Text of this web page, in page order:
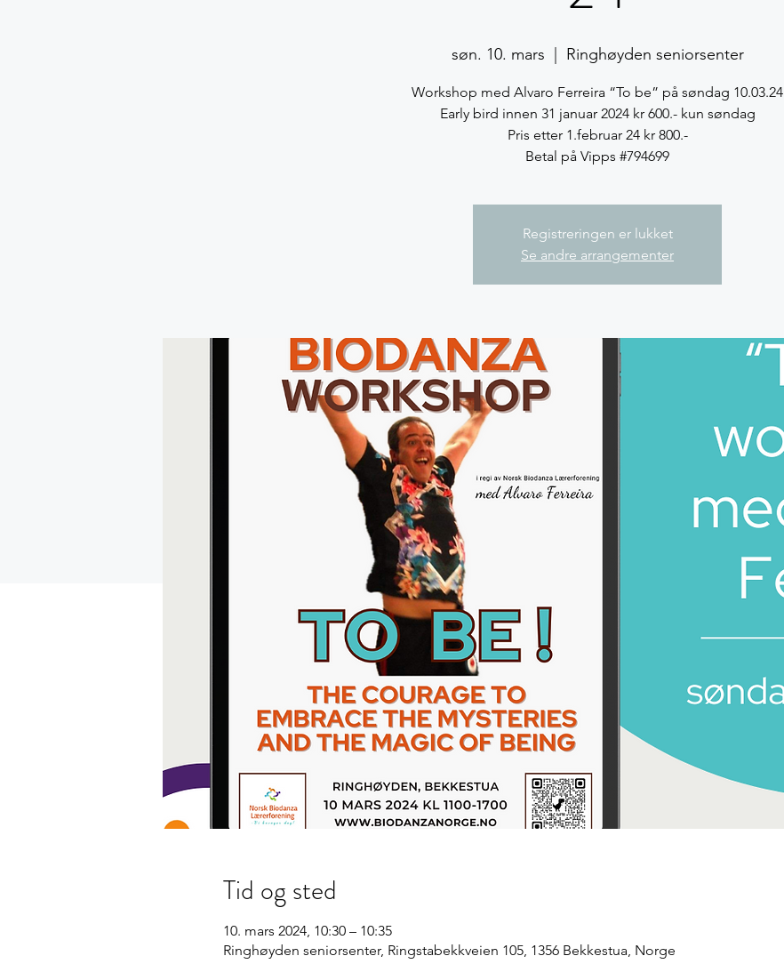
søn. 10. mars Ringhøyden seniorsenter
Workshop med Alvaro Ferreira “To be” på søndag 10.03.24
Early bird innen 31 januar 2024 kr 600.- kun søndag
Pris etter 1.februar 24 kr 800.-
Betal på Vipps #794699
Registreringen er lukket
Se andre arrangementer
Tid og sted
10. mars 2024, 10:30 – 10:35
Ringhøyden seniorsenter, Ringstabekkveien 105, 1356 Bekkestua, Norge